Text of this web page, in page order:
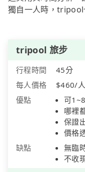
獨自一人時，tripool
tripool 旅步
行程時間
45分
每人價格
$460/人
優點
可
哪裡
保證
價格
缺點
無臨
不收